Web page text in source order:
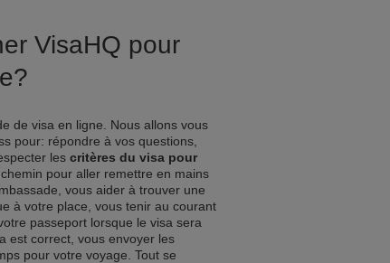
VisaHQ pour
de visa en ligne. Nous allons vous
pour: répondre à vos questions,
les critères du visa pour
chemin pour aller remettre en mains
vous aider à trouver une
à votre place, vous tenir au courant
passeport lorsque le visa sera
est correct, vous envoyer les
pour votre voyage. Tout se